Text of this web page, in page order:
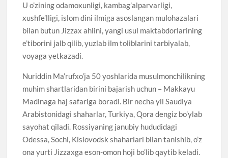
U o’zining odamoxunligi, kambag’alparvarligi,
xushfe’lligi, islom dini ilmiga asoslangan mulohazalari
bilan butun Jizzax ahlini, yangi usul maktabdorlarining
e’tiborini jalb qilib, yuzlab ilm toliblarini tarbiyalab,
voyaga yetkazadi.
Nuriddin Ma’rufxo’ja 50 yoshlarida musulmonchilikning
muhim shartlaridan birini bajarish uchun – Makkayu
Madinaga haj safariga boradi. Bir necha yil Saudiya
Arabistonidagi shaharlar, Turkiya, Qora dengiz bo’ylab
sayohat qiladi. Rossiyaning janubiy hududidagi
Odessa, Sochi, Kislovodsk shaharlari bilan tanishib, o’z
ona yurti Jizzaxga eson-omon hoji bo’lib qaytib keladi.